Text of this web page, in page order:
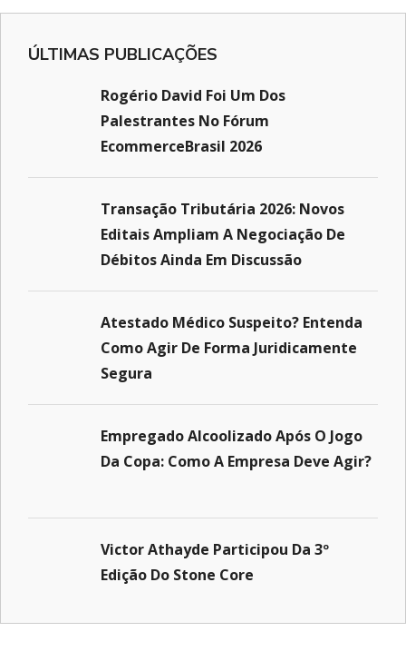
ÚLTIMAS PUBLICAÇÕES
Rogério David Foi Um Dos
Palestrantes No Fórum
EcommerceBrasil 2026
Transação Tributária 2026: Novos
Editais Ampliam A Negociação De
Débitos Ainda Em Discussão
Atestado Médico Suspeito? Entenda
Como Agir De Forma Juridicamente
Segura
Empregado Alcoolizado Após O Jogo
Da Copa: Como A Empresa Deve Agir?
Victor Athayde Participou Da 3º
Edição Do Stone Core